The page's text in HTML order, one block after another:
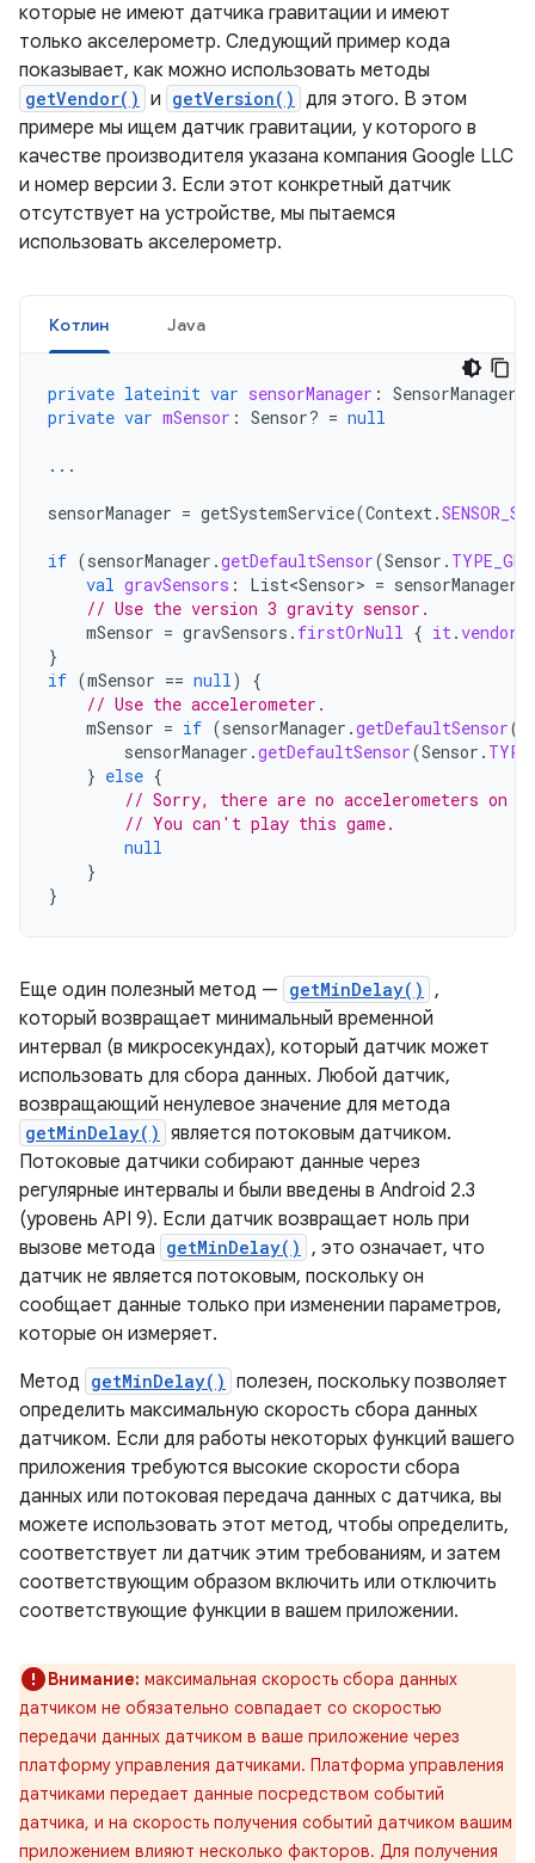
которые не имеют датчика гравитации и имеют
только акселерометр. Следующий пример кода
показывает, как можно использовать методы
getVendor() и getVersion() для этого. В этом
примере мы ищем датчик гравитации, у которого в
качестве производителя указана компания Google LLC
и номер версии 3. Если этот конкретный датчик
отсутствует на устройстве, мы пытаемся
использовать акселерометр.
Котлин Java
private lateinit var sensorManager : SensorManager
private var mSensor : Sensor? = null
...
sensorManager = getSystemService(Context.
if (sensorManager .getDefaultSensor(Sensor .
val gravSensors : List<Sensor> = sensorManager
// Use the version 3 gravity sensor.
mSensor = gravSensors . firstOrNull { it.vendor
}
if (mSensor == null)
{
// Use the accelerometer.
mSensor = if (sensorManager .getDefaultSensor(
sensorManager .getDefaultSensor(Sensor .
} else {
// Sorry, there are no accelerometers on
// You can't play this game.
null
}
}
Еще один полезный метод — getMinDelay() ,
который возвращает минимальный временной
интервал (в микросекундах), который датчик может
использовать для сбора данных. Любой датчик,
возвращающий ненулевое значение для метода
getMinDelay() является потоковым датчиком.
Потоковые датчики собирают данные через
регулярные интервалы и были введены в Android 2.3
(уровень API 9). Если датчик возвращает ноль при
вызове метода getMinDelay() , это означает, что
датчик не является потоковым, поскольку он
сообщает данные только при изменении параметров,
которые он измеряет.
Метод getMinDelay() полезен, поскольку позволяет
определить максимальную скорость сбора данных
датчиком. Если для работы некоторых функций вашего
приложения требуются высокие скорости сбора
данных или потоковая передача данных с датчика, вы
можете использовать этот метод, чтобы определить,
соответствует ли датчик этим требованиям, и затем
соответствующим образом включить или отключить
соответствующие функции в вашем приложении.
Внимание: максимальная скорость сбора данных
датчиком не обязательно совпадает со скоростью
передачи данных датчиком в ваше приложение через
платформу управления датчиками. Платформа управления
датчиками передает данные посредством событий
датчика, и на скорость получения событий датчиком вашим
приложением влияют несколько факторов. Для получения